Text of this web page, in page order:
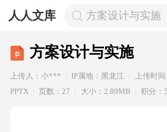
人人文库 方案设计与实施
方案设计与实施
上传人：小*** IP属地：黑龙江 上传时
PPTX
页数：27 大小：2.89MB 积分：